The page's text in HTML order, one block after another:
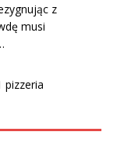
z
musi
pizzeria